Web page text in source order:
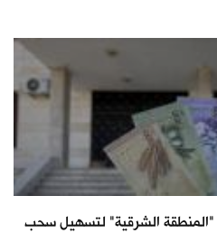
الشرقية" لتسهيل سحب